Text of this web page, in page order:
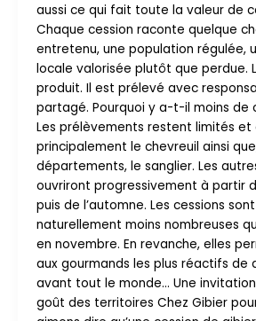
aussi ce qui fait toute la valeur de
Chaque cession raconte quelque
entretenu, une population régulée,
locale valorisée plutôt que perdue.
produit. Il est prélevé avec
partagé. Pourquoi y a-t-il moins de
Les prélèvements restent limités et
principalement le chevreuil ainsi
départements, le sanglier. Les
ouvriront progressivement à partir
puis de l’automne. Les cessions
naturellement moins nombreuses
en novembre. En revanche, elles
aux gourmands les plus réactifs de
avant tout le monde… Une
goût des territoires Chez Gibier